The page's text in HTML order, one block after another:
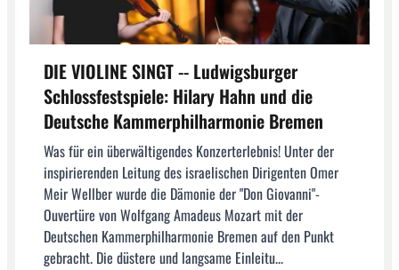
DIE VIOLINE SINGT -- Ludwigsburger
Schlossfestspiele: Hilary Hahn und die
Deutsche Kammerphilharmonie Bremen
Was für ein überwältigendes Konzerterlebnis! Unter der
inspirierenden Leitung des israelischen Dirigenten Omer
Meir Wellber wurde die Dämonie der "Don Giovanni"-
Ouvertüre von Wolfgang Amadeus Mozart mit der
Deutschen Kammerphilharmonie Bremen auf den Punkt
gebracht. Die düstere und langsame Einleitu...